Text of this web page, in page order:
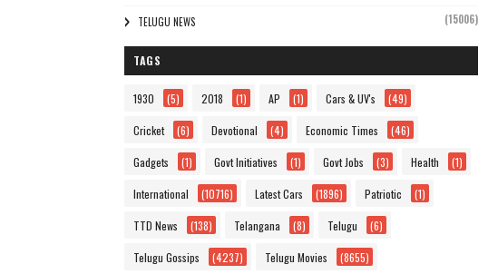
TELUGU NEWS (15006)
TAGS
1930 (5) 2018 (1) AP (1) Cars & UV's (49)
Cricket (6) Devotional (4) Economic Times (46)
Gadgets (1) Govt Initiatives (1) Govt Jobs (3) Health (1)
International (10716) Latest Cars (1896) Patriotic (1)
TTD News (138) Telangana (8) Telugu (6)
Telugu Gossips (4237) Telugu Movies (8655)